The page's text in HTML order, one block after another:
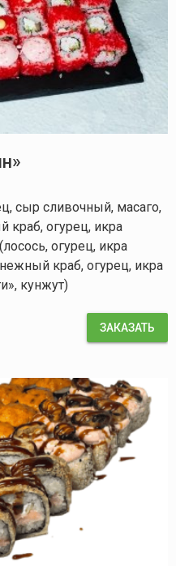
сыр сливочный, масаго,
краб, огурец, икра
огурец, икра
краб, огурец, икра
кунжут)
ЗАКАЗАТЬ